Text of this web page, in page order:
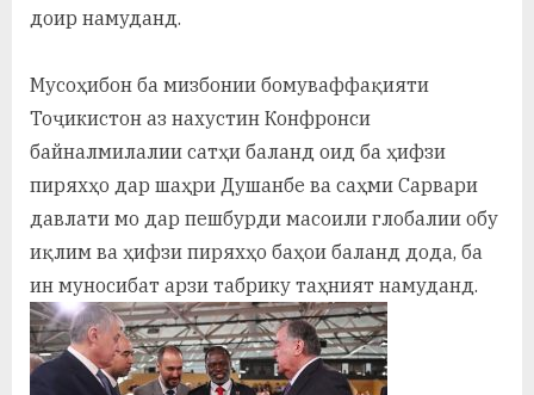
доир намуданд.
Мусоҳибон ба мизбонии бомуваффақияти
Тоҷикистон аз нахустин Конфронси
байналмилалии сатҳи баланд оид ба ҳифзи
пиряхҳо дар шаҳри Душанбе ва саҳми Сарвари
давлати мо дар пешбурди масоили глобалии обу
иқлим ва ҳифзи пиряхҳо баҳои баланд дода, ба
ин муносибат арзи табрику таҳният намуданд.